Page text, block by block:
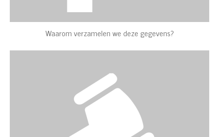
Waarom verzamelen we deze gegevens?